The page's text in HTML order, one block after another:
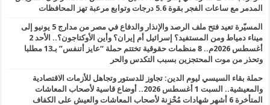
المدمر مع ساعات الفجر بقوة 5.6 درجات وتوابع مرعبة تهز المحافظات
المسيّرة تعيد فتح ملف الرصد والإنذار والدفاع في مصر من مدارج 5 يونيو إلى
ميناء دمياط ومن المستفيد؟ إسرائيل أم إيران؟ وأين الأوكتاجون؟.. الأحد 2
أغسطس 2026م.. 8 منظمات حقوقية تختتم حملة “عايز أتنفس” بـ13 مطلبا
وتحذر من موت المحتجزين بسبب التكدس والحر
حملة بقاء السيسي ليوم الدين: تجاوز للدستور وتجاهل للأزمات الاقتصادية
والمعيشية.. السبت 1 أغسطس 2026.. أوضاع قاسية لأصحاب المعاشات
المتأخرة 6 أشهر شهادات مُحْزِنة لأصحاب المعاشات والعيش على الكفاف